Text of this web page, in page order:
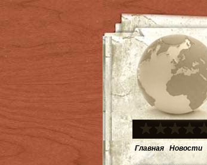
Главная Новости